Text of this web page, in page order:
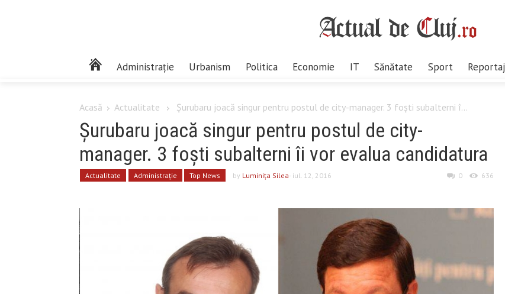
Administrație Urbanism Politica Economie IT Sănătate Sport Reportaj
Acasă Actualitate Șurubaru joacă singur pentru postul de city-manager. 3 foști subalterni î...
Șurubaru joacă singur pentru postul de city-
manager. 3 foști subalterni îi vor evalua candidatura
Actualitate Administrație Top News by Luminiţa Silea- iul. 12, 2016 0 636